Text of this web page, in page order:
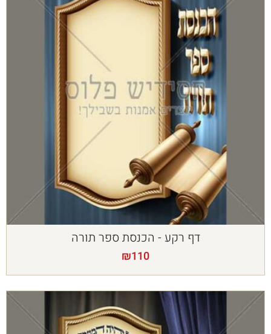
דף רקע - הכנסת ספר תורה
₪110